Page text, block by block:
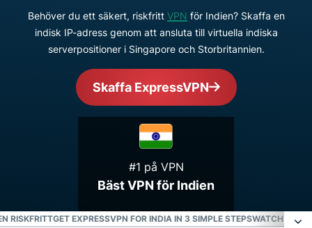
Behöver du ett säkert, riskfritt VPN för Indien? Skaffa en
indisk IP-adress genom att ansluta till virtuella indiska
serverpositioner i Singapore och Storbritannien.
Skaffa ExpressVPN
#1 på VPN
Bäst VPN för Indien
RISKFRITTGET EXPRESSVPN FOR INDIA IN 3 SIMPLE STEPSWATCH: HOW